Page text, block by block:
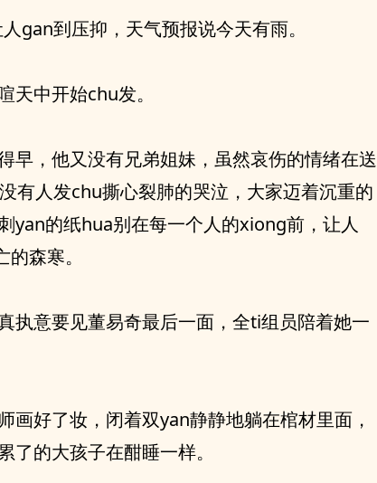
gan到压抑，天气预报说今天有雨。
天中开始chu发。
早，他又没有兄弟姐妹，虽然哀伤的情绪在送
有人发chu撕心裂肺的哭泣，大家迈着沉重的
yan的纸hua别在每一个人的xiong前，让人
森寒。
执意要见董易奇最后一面，全ti组员陪着她一
画好了妆，闭着双yan静静地躺在棺材里面，
了的大孩子在酣睡一样。